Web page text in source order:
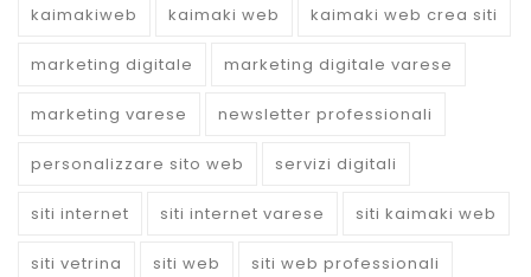
kaimakiweb kaimaki web kaimaki web crea siti
marketing digitale marketing digitale varese
marketing varese newsletter professionali
personalizzare sito web servizi digitali
siti internet siti internet varese siti kaimaki web
siti vetrina siti web siti web professionali